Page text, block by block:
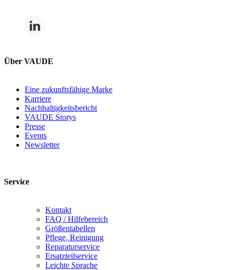
Über VAUDE
Eine zukunftsfähige Marke
Karriere
Nachhaltigkeitsbericht
VAUDE Storys
Presse
Events
Newsletter
Service
Kontakt
FAQ / Hilfebereich
Größentabellen
Pflege, Reinigung
Reparaturservice
Ersatzteilservice
Leichte Sprache